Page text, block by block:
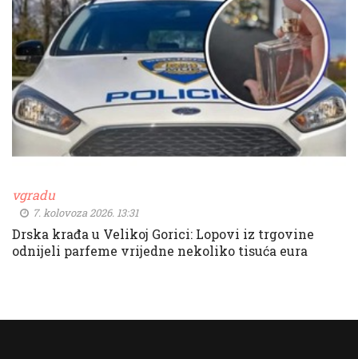
vgradu
7. kolovoza 2026. 13:31
Drska krađa u Velikoj Gorici: Lopovi iz trgovine
odnijeli parfeme vrijedne nekoliko tisuća eura